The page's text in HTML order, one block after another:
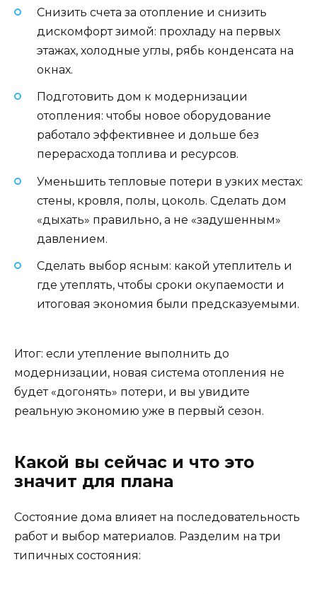
Снизить счета за отопление и снизить
дискомфорт зимой: прохладу на первых
этажах, холодные углы, рябь конденсата на
окнах.
Подготовить дом к модернизации
отопления: чтобы новое оборудование
работало эффективнее и дольше без
перерасхода топлива и ресурсов.
Уменьшить тепловые потери в узких местах:
стены, кровля, полы, цоколь. Сделать дом
«дыхать» правильно, а не «задушенным»
давлением.
Сделать выбор ясным: какой утеплитель и
где утеплять, чтобы сроки окупаемости и
итоговая экономия были предсказуемыми.
Итог: если утепление выполнить до
модернизации, новая система отопления не
будет «догонять» потери, и вы увидите
реальную экономию уже в первый сезон.
Какой вы сейчас и что это
значит для плана
Состояние дома влияет на последовательность
работ и выбор материалов. Разделим на три
типичных состояния: